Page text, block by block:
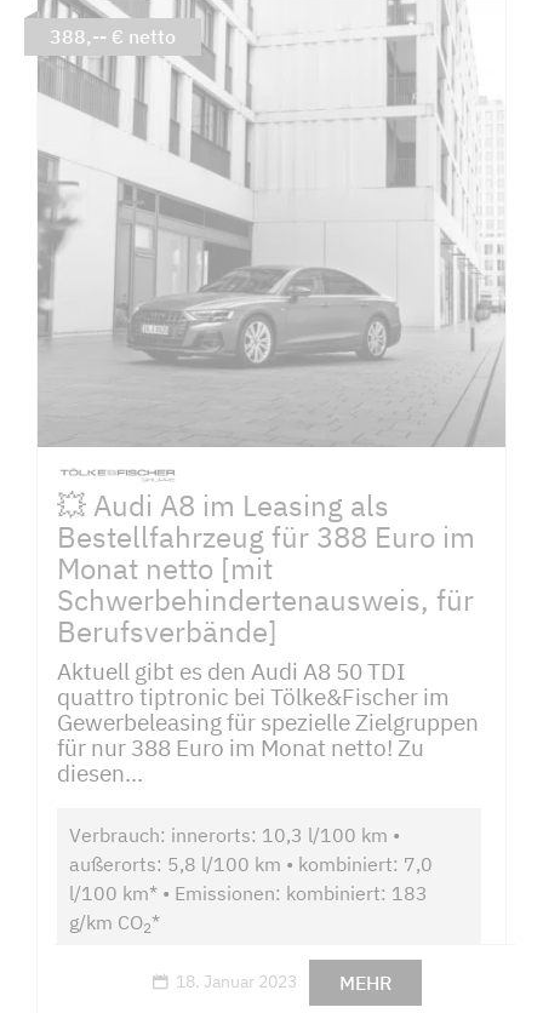
💥 Audi A8 im Leasing als
Bestellfahrzeug für 388 Euro im
Monat netto [mit
Schwerbehindertenausweis, für
Berufsverbände]
Aktuell gibt es den Audi A8 50 TDI
quattro tiptronic bei Tölke&Fischer im
Gewerbeleasing für spezielle Zielgruppen
für nur 388 Euro im Monat netto! Zu
diesen...
Verbrauch: innerorts: 10,3 l/100 km •
außerorts: 5,8 l/100 km • kombiniert: 7,0
l/100 km* • Emissionen: kombiniert: 183
g/km CO2*
18. Januar 2023 MEHR
388,-- € netto